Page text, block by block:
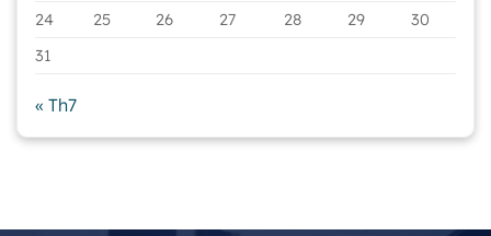
24
25 26 27 28 29
30
31
« Th7